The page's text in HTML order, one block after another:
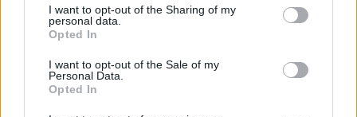
I want to opt-out of the Sharing of my
personal data.
Opted In
I want to opt-out of the Sale of my
Personal Data.
Opted In